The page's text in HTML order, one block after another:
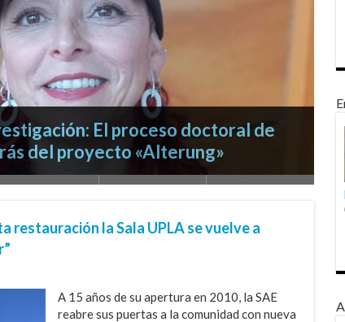
del proyecto «Alterung»
la formación inicial: Pedagogía en
Olivares comparte su
restauración la Sala UPLA se vuelve a
A 15 años de su apertura en 2010, la SAE
reabre sus puertas a la comunidad con nueva